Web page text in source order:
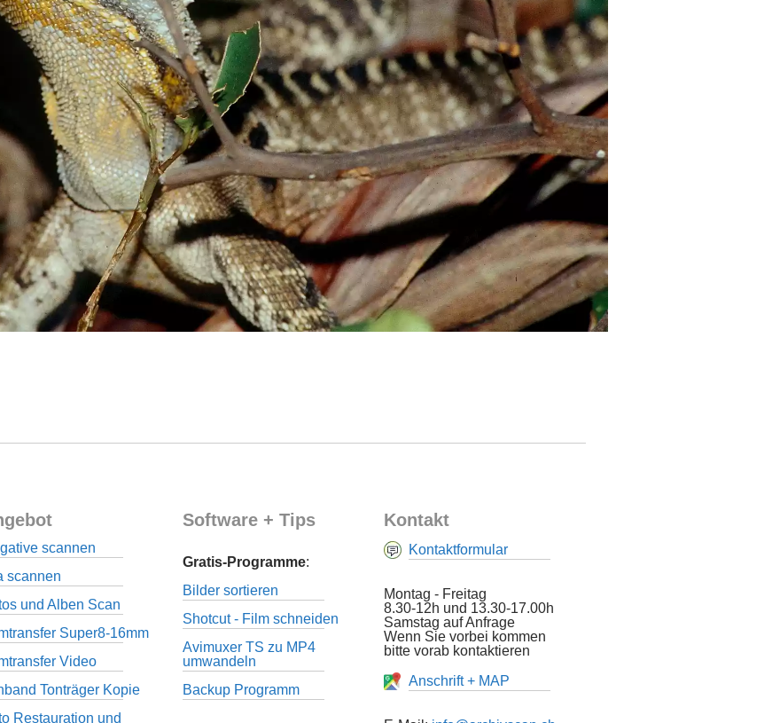
scannen
scannen
und Alben Scan
Super8-16mm
Video
Tonträger Kopie
Restauration und
Software + Tips
Gratis-Programme:
Bilder sortieren
Shotcut - Film schneiden
Avimuxer TS zu MP4
umwandeln
Backup Programm
Kontakt
Kontaktformular
Montag - Freitag
8.30-12h und 13.30-17.00h
Samstag auf Anfrage
Wenn Sie vorbei kommen
bitte vorab kontaktieren
Anschrift + MAP